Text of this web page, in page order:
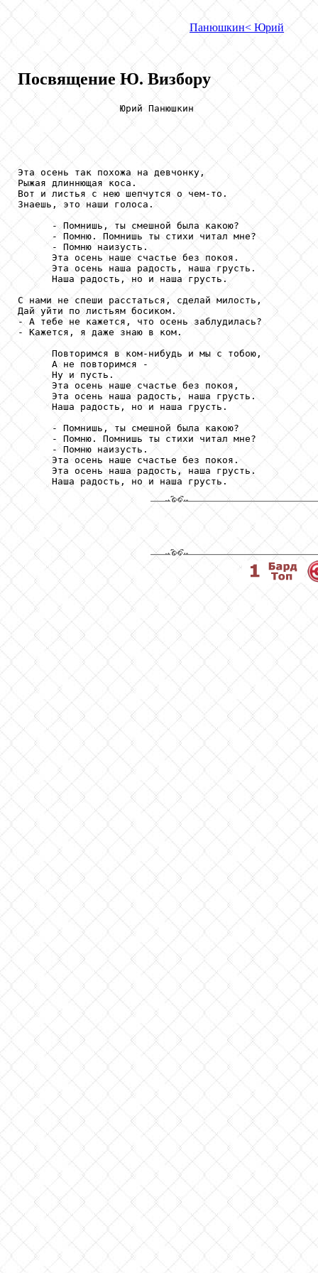
Панюшкин< Юрий
Посвящение Ю. Визбору
                  Юрий Панюшкин
Эта осень так похожа на девчонку,
Рыжая длиннющая коса.
Вот и листья с нею шепчутся о чем-то.
Знаешь, это наши голоса.
      - Помнишь, ты смешной была какою?
      - Помню. Помнишь ты стихи читал мне?
      - Помню наизусть.
      Эта осень наше счастье без покоя.
      Эта осень наша радость, наша грусть.
      Наша радость, но и наша грусть.
С нами не спеши расстаться, сделай милость,
Дай уйти по листьям босиком.
- А тебе не кажется, что осень заблудилась?
- Кажется, я даже знаю в ком.
      Повторимся в ком-нибудь и мы с тобою,
      А не повторимся -
      Ну и пусть.
      Эта осень наше счастье без покоя,
      Эта осень наша радость, наша грусть.
      Наша радость, но и наша грусть.
      - Помнишь, ты смешной была какою?
      - Помню. Помнишь ты стихи читал мне?
      - Помню наизусть.
      Эта осень наше счастье без покоя.
      Эта осень наша радость, наша грусть.
      Наша радость, но и наша грусть.